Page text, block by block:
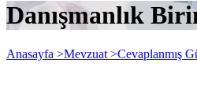
Danışmanlık
Anasayfa >Mevzuat >Cevaplanmış